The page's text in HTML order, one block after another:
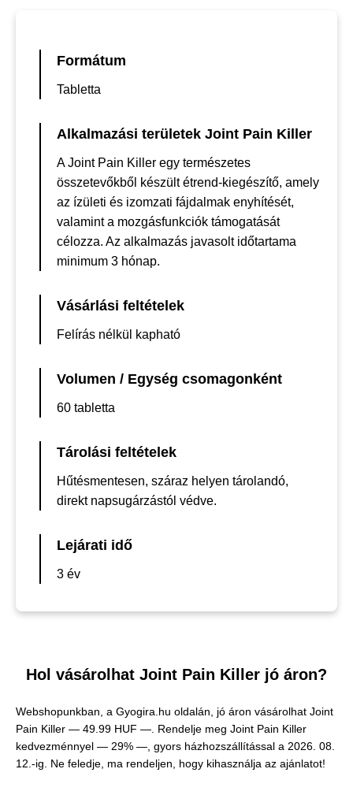
Formátum
Tabletta
Alkalmazási területek Joint Pain Killer
A Joint Pain Killer egy természetes
összetevőkből készült étrend-kiegészítő, amely
az ízületi és izomzati fájdalmak enyhítését,
valamint a mozgásfunkciók támogatását
célozza. Az alkalmazás javasolt időtartama
minimum 3 hónap.
Vásárlási feltételek
Felírás nélkül kapható
Volumen / Egység csomagonként
60 tabletta
Tárolási feltételek
Hűtésmentesen, száraz helyen tárolandó,
direkt napsugárzástól védve.
Lejárati idő
3 év
Hol vásárolhat Joint Pain Killer jó áron?
Webshopunkban, a Gyogira.hu oldalán, jó áron vásárolhat Joint
Pain Killer — 49.99 HUF — . Rendelje meg Joint Pain Killer
kedvezménnyel — 29% —, gyors házhozszállítással a 2026. 08.
12.-ig. Ne feledje, ma rendeljen, hogy kihasználja az ajánlatot!